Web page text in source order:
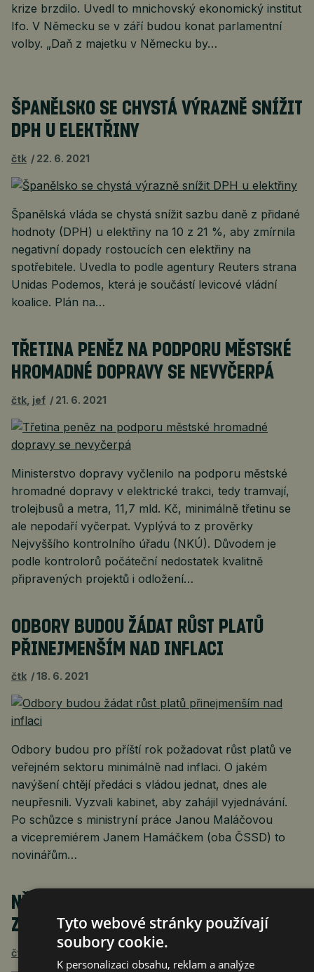
krize brzdilo. Uvedl to mnichovský ekonomický institut
Ifo. V Německu se v září budou konat parlamentní
volby. „Daň z majetku v Německu by…
ŠPANĚLSKO SE CHYSTÁ VÝRAZNĚ SNÍŽIT
DPH U ELEKTŘINY
čtk 22. 6. 2021
Španělská vláda se chystá snížit sazbu daně z přidané
hodnoty (DPH) u elektřiny na 10 z 21 %, aby zmírnila
negativní dopady rostoucích cen elektřiny na
spotřebitele. Uvedla to podle agentury Reuters strana
Unidas Podemos, která je součástí levicové vládní
koalice. Plán na…
TŘETINA PENĚZ NA PODPORU MĚSTSKÉ
HROMADNÉ DOPRAVY SE NEVYČERPÁ
čtk jef 21. 6. 2021
Ministerstvo dopravy vyčlenilo na podporu městské
hromadné dopravy v elektrické trakci, tedy tramvají,
trolejbusů a metra, 11,7 mld. Kč, minimálně třetinu se
ale nepodaří vyčerpat. Vyplývá to z prověrky
Nejvyššího kontrolního úřadu (NKÚ). Důvodem je
podle kontrolorů počáteční nedostatek kvalitně
připravených projektů i odložení…
ODBORY BUDOU ŽÁDAT RŮST PLATŮ
PŘINEJMENŠÍM NAD INFLACI
čtk 18. 6. 2021
Odbory budou pro příští rok požadovat růst platů ve
veřejném sektoru minimálně nad inflaci. O jakém
navýšení chtějí předáci s vládou jednat, dnes ale
neupřesnili. Vyzvali kabinet, aby zahájil vyjednávání.
Po schůzce s ministryní práce Janou Maláčovou
a vicepremiérem Janem Hamáčkem (oba ČSSD) to
novinářům…
NĚMECKO SI CHCE PŘÍŠTÍ ROK PŮJČIT
ZHRUBA STO MILIARD EUR
čtk
Tyto webové stránky používají
soubory cookie.
K personalizaci obsahu, reklam a analýze